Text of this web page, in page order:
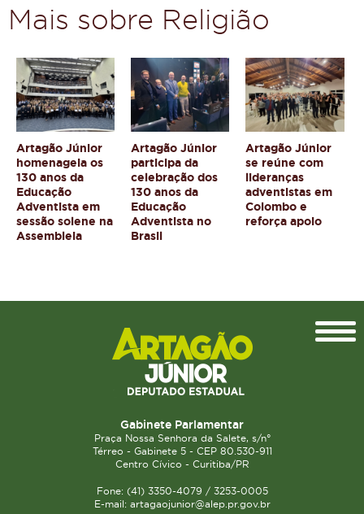
Mais sobre Religião
Artagão Júnior
homenageia os
130 anos da
Educação
Adventista em
sessão solene na
Assembleia
Artagão Júnior
participa da
celebração dos
130 anos da
Educação
Adventista no
Brasil
Artagão Júnior
se reúne com
lideranças
adventistas em
Colombo e
reforça apoio
Gabinete Parlamentar
Praça Nossa Senhora da Salete, s/n°
Térreo - Gabinete 5 - CEP 80.530-911
Centro Cívico - Curitiba/PR
Fone: (41) 3350-4079 / 3253-0005
E-mail: artagaojunior@alep.pr.gov.br